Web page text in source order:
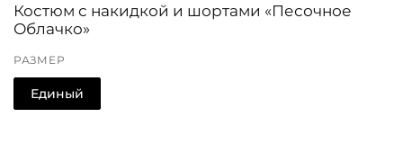
Костюм с накидкой и шортами «Песочное
Облачко»
РАЗМЕР
Единый